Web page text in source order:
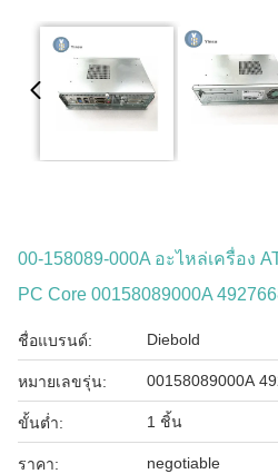
00-158089-000A อะไหล่เครื่อง
PC Core 00158089000A
ชื่อแบรนด์: Diebold
หมายเลขรุ่น: 00158089000A
ขั้นต่ำ: 1 ชิ้น
ราคา: negotiable